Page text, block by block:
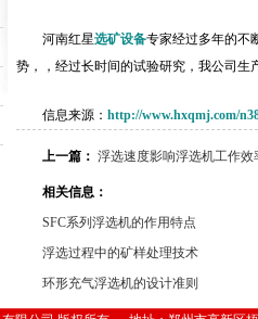
河南红星选矿设备专家经过多年的不
势，，经过长时间的试验研究，我公司生
信息来源： http://www.hxqmj.com/
上一篇： 浮选速度影响浮选机工作效
相关信息：
SFC系列浮选机的作用特点
浮选过程中的矿样处理技术
环形充气浮选机的设计准则